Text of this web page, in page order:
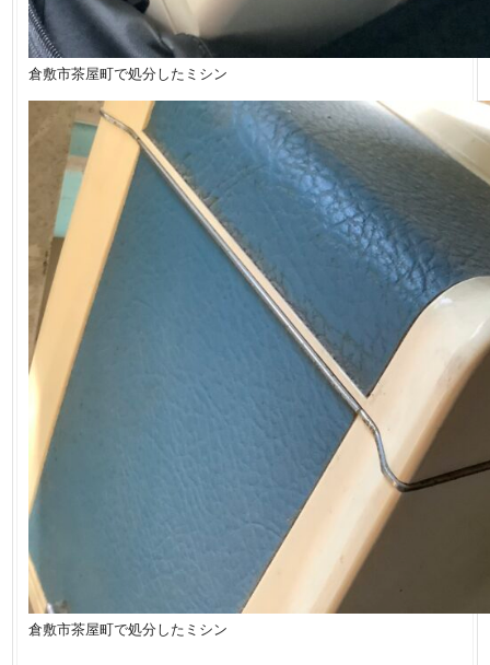
倉敷市茶屋町で処分したミシン
倉敷市茶屋町で処分したミシン